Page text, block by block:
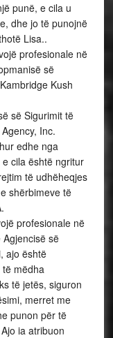
punë, e cila u
dhe jo të punojnë
Lisa..
profesionale në
së
Kush
së Sigurimit të
Inc.
edhe nga
cila është ngritur
të udhëheqjes
shërbimeve të
profesionale në
së
ajo është
mëdha
të jetës, siguron
merret me
punon për të
ia atribuon